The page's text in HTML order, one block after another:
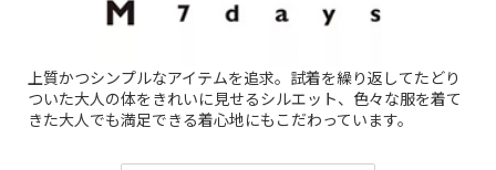
上質かつシンプルなアイテムを追求。試着を繰り返してたどり
ついた大人の体をきれいに見せるシルエット、色々な服を着て
きた大人でも満足できる着心地にもこだわっています。